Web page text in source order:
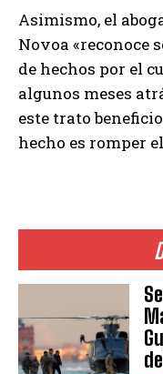
Asimismo, el
Novoa «reconoce
de hechos por el
algunos meses
este trato
hecho es romper